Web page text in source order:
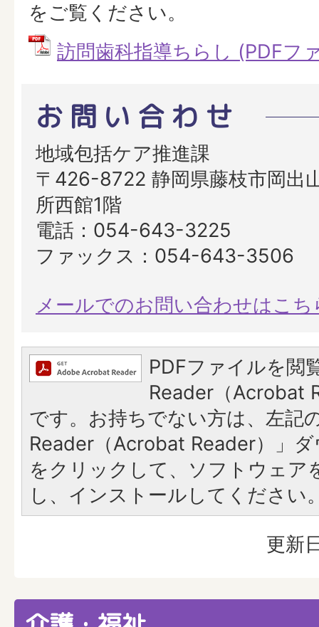
をご覧ください。
訪問歯科指導ちらし (PDFフ
お問い合わせ
地域包括ケア推進課
〒426-8722 静岡県藤枝市岡出
所西館1階
電話：054-643-3225
ファックス：054-643-3506
メールでのお問い合わせはこち
PDFファイルを閲
Reader（Acrobat
です。お持ちでない方は、左記
Reader（Acrobat Reader）」
をクリックして、ソフトウェア
し、インストールしてください
更新